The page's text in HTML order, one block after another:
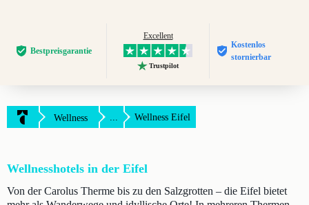
Bestpreis­garantie
Excellent
Trustpilot
Kostenlos
stornierbar
Wellness ... Wellness Eifel
Wellnesshotels in der Eifel
Von der Carolus Therme bis zu den Salzgrotten – die Eifel bietet